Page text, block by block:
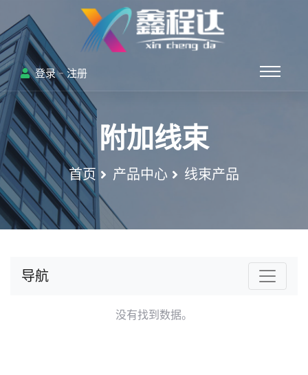
登录 - 注册
附加线束
首页 产品中心 线束产品
导航
没有找到数据。